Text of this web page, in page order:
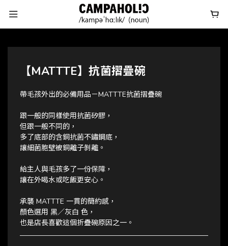
【MATTTE】抗菌摺疊碗
帶毛孩外出的必備用品－MATTTE抗菌摺疊碗
跟一般的同樣使用抗菌矽膠，
但跟一般不同的，
多了底部的含銅抗菌不鏽鋼底，
讓細菌胞壁被銅離子剝離。
給主人與毛孩多了一份保障，
讓在外喝水或吃飯更安心。
承襲 MATTTE 一貫的簡約感，
顏色選用 黑／灰白 色，
也是店長喜歡這個折疊碗原因之一。